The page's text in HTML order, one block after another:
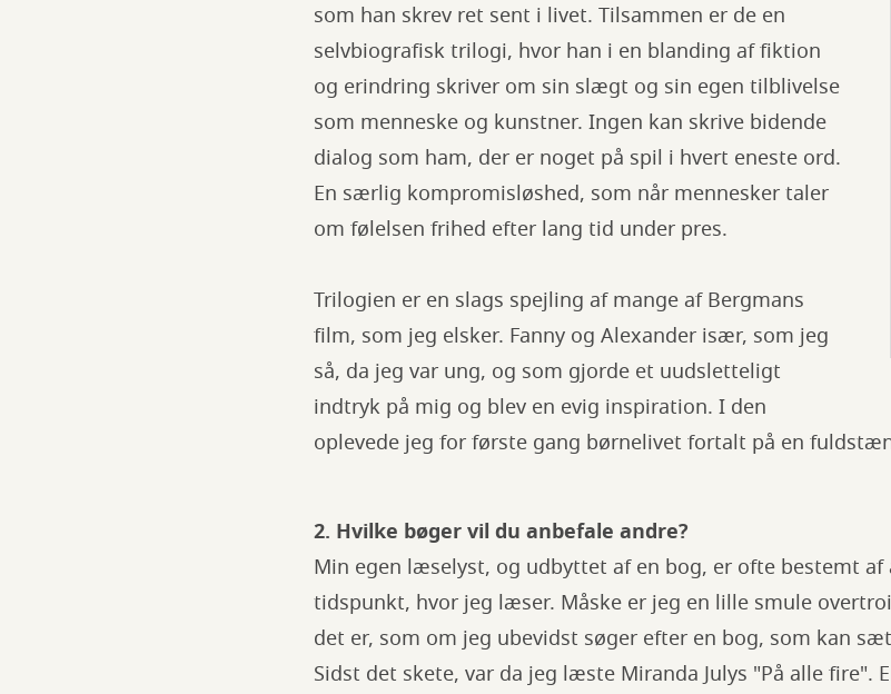
som han skrev ret sent i livet. Tilsammen er de en
selvbiografisk trilogi, hvor han i en blanding af fiktion
og erindring skriver om sin slægt og sin egen tilblivelse
som menneske og kunstner. Ingen kan skrive bidende
dialog som ham, der er noget på spil i hvert eneste ord.
En særlig kompromisløshed, som når mennesker taler
om følelsen frihed efter lang tid under pres.
Trilogien er en slags spejling af mange af Bergmans
film, som jeg elsker. Fanny og Alexander især, som jeg
så, da jeg var ung, og som gjorde et uudsletteligt
indtryk på mig og blev en evig inspiration. I den
oplevede jeg for første gang børnelivet fortalt på en
2. Hvilke bøger vil du anbefale andre?
Min egen læselyst, og udbyttet af en bog, er ofte bestemt
tidspunkt, hvor jeg læser. Måske er jeg en lille smule
det er, som om jeg ubevidst søger efter en bog, som kan
Sidst det skete, var da jeg læste Miranda Julys "På alle fire".